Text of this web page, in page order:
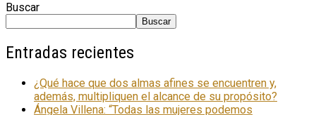
Buscar
Buscar
Entradas recientes
¿Qué hace que dos almas afines se encuentren y,
además, multipliquen el alcance de su propósito?
Ángela Villena: “Todas las mujeres podemos